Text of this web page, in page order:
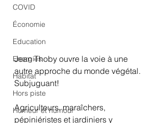
COVID
Économie
Education
Energies
Habitat
Hors piste
Humeur et humour
Jean Thoby ouvre la voie à une
autre approche du monde végétal.
Subjuguant!
Agriculteurs, maraîchers,
pépiniéristes et jardiniers y